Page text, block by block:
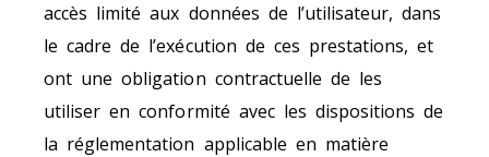
accès limité aux données de l’utilisateur, dans
le cadre de l’exécution de ces prestations, et
ont une obligation contractuelle de les
utiliser en conformité avec les dispositions de
la réglementation applicable en matière